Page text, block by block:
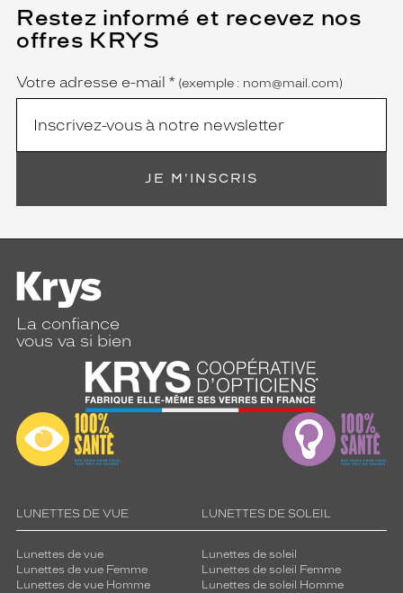
Restez informé et recevez nos
offres KRYS
Name
Votre adresse e-mail *
(Ce
champ
est
(exemple : nom@mail.com)
JE M'INSCRIS
La confiance
vous va si bien
LUNETTES DE VUE
Lunettes de vue
Lunettes de vue Femme
Lunettes de vue Homme
LUNETTES DE SOLEIL
Lunettes de soleil
Lunettes de soleil Femme
Lunettes de soleil Homme